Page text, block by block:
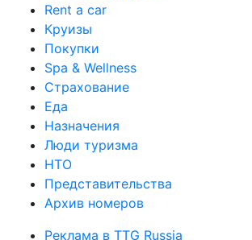
Rent a car
Круизы
Покупки
Spa & Wellness
Страхование
Еда
Назначения
Люди туризма
НТО
Представительства
Архив номеров
Реклама в TTG Russia